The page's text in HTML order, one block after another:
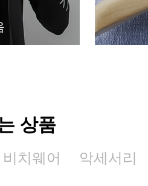
상품
비치웨어 악세서리